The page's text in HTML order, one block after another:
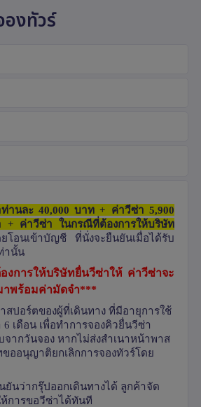
องทัวร์
ท่านละ 40,000 บาท + ค่าวีซ่า 5,900
+ ค่าวีซ่า ในกรณีที่ต้องการให้บริษัท
โอนเข้าบัญชี ที่นั่งจะยืนยันเมื่อได้รับ
านั้น
การให้บริษัทยื่นวีซ่าให้ ค่าวีซ่าจะ
าพร้อมค่ามัดจำ***
สปอร์ตของผู้ที่เดินทาง ที่มีอายุการใช้
เดือน เพื่อทำการจองคิวยื่นวีซ่า
ากวันจอง หากไม่ส่งสำเนาหน้าพาส
ออนุญาติยกเลิกการจองทัวร์โดย
ยันว่ากรุ๊ปออกเดินทางได้ ลูกค้าจัด
ห้การขอวีซ่าได้ทันที